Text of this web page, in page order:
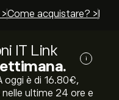
Come acquistare? >
IT Link
i
oggi è di 16.80‎€‎,
nelle ultime 24 ore e